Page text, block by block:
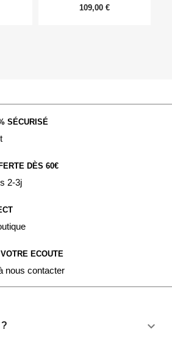
109,00 €
SÉCURISÉ
DÈS 60€
2-3j
ECOUTE
nous contacter
